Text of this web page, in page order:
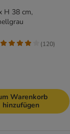
H 38 cm,
(120)
Warenkorb
hinzufügen